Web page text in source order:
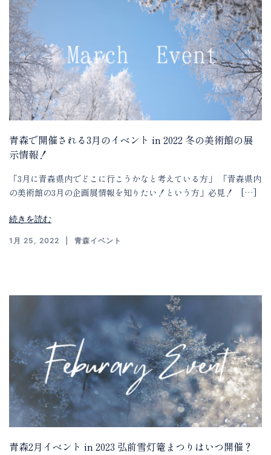
青森で開催される3月のイベント in 2022 冬の美術館の展
示情報！
「3月に青森県内でどこに行こうかなと考えている方」 「青森県内
の美術館の3月の企画展情報を知りたい！という方」必見！ […]
続きを読む
1月 25, 2022 青森イベント
青森2月イベント in 2023 弘前雪灯篭まつりはいつ開催？